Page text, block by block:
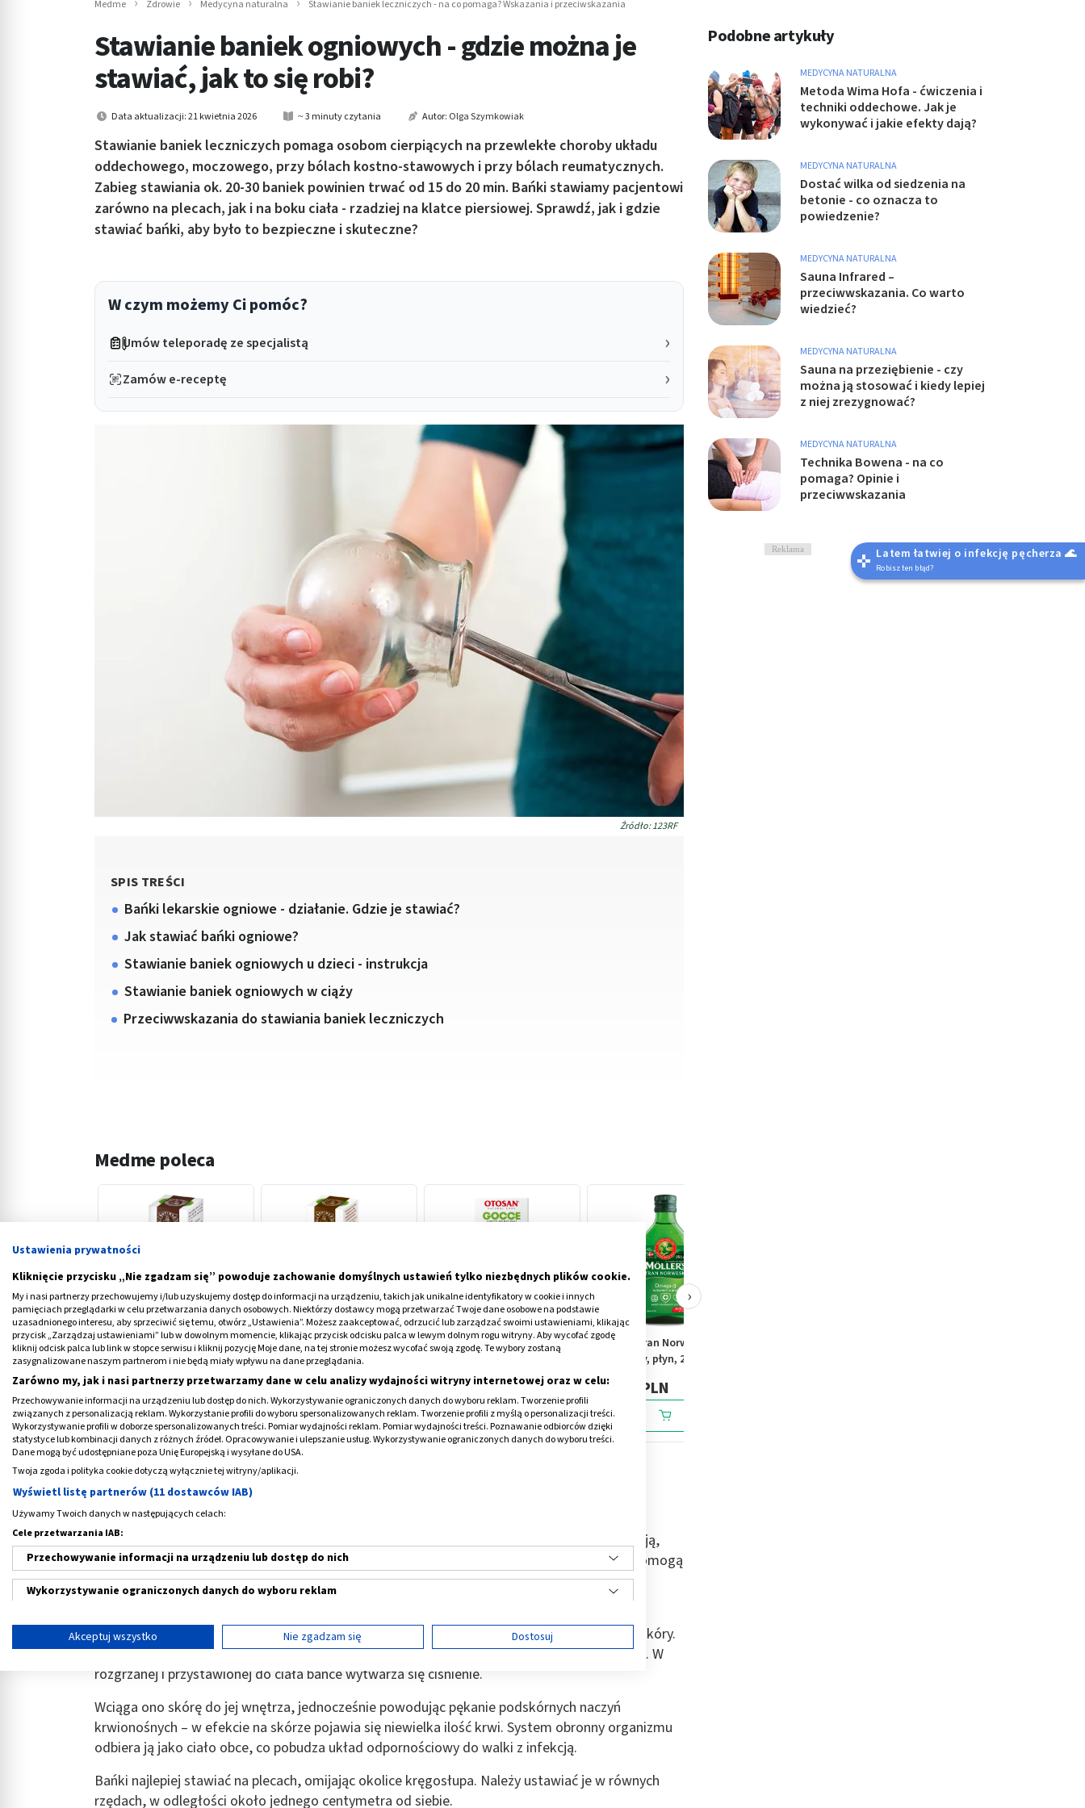
Medme Zdrowie Medycyna naturalna Stawianie baniek leczniczych - na co pomaga? Wskazania i przeciwskazania
Stawianie baniek ogniowych - gdzie można je
stawiać, jak to się robi?
Data aktualizacji: 21 kwietnia 2026 ~ 3 minuty czytania Autor: Olga Szymkowiak
Stawianie baniek leczniczych pomaga osobom cierpiących na przewlekłe choroby układu
oddechowego, moczowego, przy bólach kostno-stawowych i przy bólach reumatycznych.
Zabieg stawiania ok. 20-30 baniek powinien trwać od 15 do 20 min. Bańki stawiamy pacjentowi
zarówno na plecach, jak i na boku ciała - rzadziej na klatce piersiowej. Sprawdź, jak i gdzie
stawiać bańki, aby było to bezpieczne i skuteczne?
W czym możemy Ci pomóc?
Umów teleporadę ze specjalistą
Zamów e-receptę
Źródło: 123RF
SPIS TREŚCI
Bańki lekarskie ogniowe - działanie. Gdzie je stawiać?
Jak stawiać bańki ogniowe?
Stawianie baniek ogniowych u dzieci - instrukcja
Stawianie baniek ogniowych w ciąży
Przeciwwskazania do stawiania baniek leczniczych
Medme poleca
Vernikabon, syrop, 100 ml
26,79 PLN
Cardiobonisol, plyn
doustny,100 g
25,19 PLN
Otosan, krople do uszu,
21,79 PLN
Mollers Tran Norweski
naturalny, płyn, 250 ml
56,59 PLN
‹ ›
Bańki lekarskie ogniowe - działanie. Gdzie je stawiać?
Stawianiebaniek ogniowychto sprawdzona, znana od wielu lat metoda leczenia. Stosując ją,
można uporać się z przeziębieniem, a nawet zapaleniem oskrzeli czy płuc. Bańki ogniowe pomogą
także w przypadku osłabienia układu odpornościowego oraz przybólach
reumatycznych. Ponadto, metoda ta łagodzi stres i napięcie nerwowe.
Klasyczne bańki lekarskie to małe szklane naczynia, które po podgrzaniu przysysają się do skóry.
Jest to możliwe dzięki rozrzedzeniu znajdującego się w nich powietrza pod wpływem ognia. W
rozgrzanej i przystawionej do ciała bańce wytwarza się ciśnienie.
Wciąga ono skórę do jej wnętrza, jednocześnie powodując pękanie podskórnych naczyń
krwionośnych – w efekcie na skórze pojawia się niewielka ilość krwi. System obronny organizmu
odbiera ją jako ciało obce, co pobudza układ odpornościowy do walki z infekcją.
Bańki najlepiej stawiać na plecach, omijając okolice kręgosłupa. Należy ustawiać je w równych
rzędach, w odległości około jednego centymetra od siebie.
Podobne artykuły
MEDYCYNA NATURALNA
Metoda Wima Hofa - ćwiczenia i
techniki oddechowe. Jak je
wykonywać i jakie efekty dają?
MEDYCYNA NATURALNA
Dostać wilka od siedzenia na
betonie - co oznacza to
powiedzenie?
MEDYCYNA NATURALNA
Sauna Infrared –
przeciwwskazania. Co warto
wiedzieć?
MEDYCYNA NATURALNA
Sauna na przeziębienie - czy
można ją stosować i kiedy lepiej
z niej zrezygnować?
MEDYCYNA NATURALNA
Technika Bowena - na co
pomaga? Opinie i
przeciwwskazania
Reklama Latem łatwiej o infekcję pęcherza 🌊
Robisz ten błąd?
Ustawienia prywatności
Kliknięcie przycisku „Nie zgadzam się” powoduje zachowanie domyślnych ustawień tylko niezbędnych plików cookie.
My i nasi partnerzy przechowujemy i/lub uzyskujemy dostęp do informacji na urządzeniu, takich jak unikalne identyfikatory w cookie i innych
pamięciach przeglądarki w celu przetwarzania danych osobowych. Niektórzy dostawcy mogą przetwarzać Twoje dane osobowe na podstawie
uzasadnionego interesu, aby sprzeciwić się temu, otwórz „Ustawienia”. Możesz zaakceptować, odrzucić lub zarządzać swoimi ustawieniami, klikając
przycisk „Zarządzaj ustawieniami” lub w dowolnym momencie, klikając przycisk odcisku palca w lewym dolnym rogu witryny. Aby wycofać zgodę
kliknij odcisk palca lub link w stopce serwisu i kliknij pozycję Moje dane, na tej stronie możesz wycofać swoją zgodę. Te wybory zostaną
zasygnalizowane naszym partnerom i nie będą miały wpływu na dane przeglądania.
Zarówno my, jak i nasi partnerzy przetwarzamy dane w celu analizy wydajności witryny internetowej oraz w celu:
Przechowywanie informacji na urządzeniu lub dostęp do nich. Wykorzystywanie ograniczonych danych do wyboru reklam. Tworzenie profili
związanych z personalizacją reklam. Wykorzystanie profili do wyboru spersonalizowanych reklam. Tworzenie profili z myślą o personalizacji treści.
Wykorzystywanie profili w doborze spersonalizowanych treści. Pomiar wydajności reklam. Pomiar wydajności treści. Poznawanie odbiorców dzięki
statystyce lub kombinacji danych z różnych źródeł. Opracowywanie i ulepszanie usług. Wykorzystywanie ograniczonych danych do wyboru treści.
Dane mogą być udostępniane poza Unię Europejską i wysyłane do USA.
Twoja zgoda i polityka cookie dotyczą wyłącznie tej witryny/aplikacji.
Wyświetl listę partnerów (11 dostawców IAB)
Używamy Twoich danych w następujących celach:
Cele przetwarzania IAB:
Przechowywanie informacji na urządzeniu lub dostęp do nich
Wykorzystywanie ograniczonych danych do wyboru reklam
Tworzenie profili w celu spersonalizowanych reklam
Wykorzystywanie profili w celu doboru spersonalizowanych treści
Pomiar efektywności reklam
Pomiar efektywności treści
Akceptuj wszystko Nie zgadzam się Dostosuj